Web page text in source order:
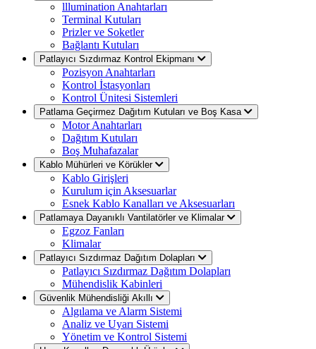
lllumination Anahtarları
Terminal Kutuları
Prizler ve Soketler
Bağlantı Kutuları
Patlayıcı Sızdırmaz Kontrol Ekipmanı
Pozisyon Anahtarları
Kontrol İstasyonları
Kontrol Ünitesi Sistemleri
Patlama Geçirmez Dağıtım Kutuları ve Boş Kasa
Motor Anahtarları
Dağıtım Kutuları
Boş Muhafazalar
Kablo Mühürleri ve Körükler
Kablo Girişleri
Kurulum için Aksesuarlar
Esnek Kablo Kanalları ve Aksesuarları
Patlamaya Dayanıklı Vantilatörler ve Klimalar
Egzoz Fanları
Klimalar
Patlayıcı Sızdırmaz Dağıtım Dolapları
Patlayıcı Sızdırmaz Dağıtım Dolapları
Mühendislik Kabinleri
Güvenlik Mühendisliği Akıllı
Algılama ve Alarm Sistemi
Analiz ve Uyarı Sistemi
Yönetim ve Kontrol Sistemi